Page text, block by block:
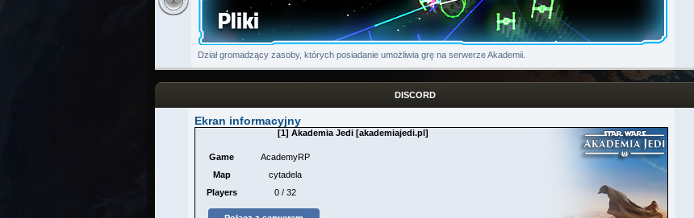
Dział gromadzący zasoby, których posiadanie umożliwia grę na serwerze Akademii.
DISCORD
Ekran informacyjny